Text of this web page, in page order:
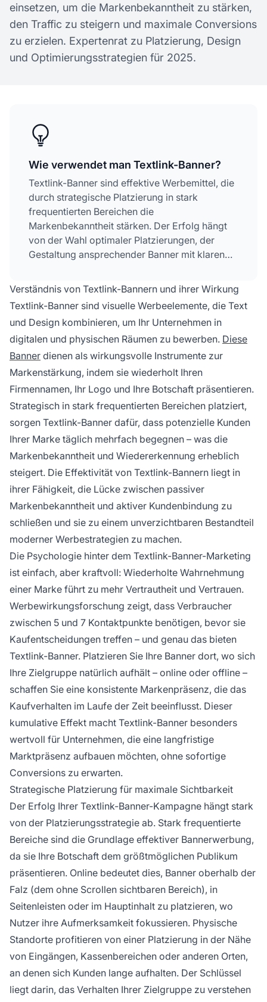
einsetzen, um die Markenbekanntheit zu stärken,
den Traffic zu steigern und maximale Conversions
zu erzielen. Expertenrat zu Platzierung, Design
und Optimierungsstrategien für 2025.
Wie verwendet man Textlink-Banner?
Textlink-Banner sind effektive Werbemittel, die
durch strategische Platzierung in stark
frequentierten Bereichen die
Markenbekanntheit stärken. Der Erfolg hängt
von der Wahl optimaler Platzierungen, der
Gestaltung ansprechender Banner mit klaren
und der kontinuierlichen Überwachung von
Leistungskennzahlen ab, um Conversions und
ROI zu maximieren.
Verständnis von Textlink-Bannern und ihrer Wirkung
Textlink-Banner sind visuelle Werbeelemente, die Text
und Design kombinieren, um Ihr Unternehmen in
digitalen und physischen Räumen zu bewerben. Diese
Banner dienen als wirkungsvolle Instrumente zur
Markenstärkung, indem sie wiederholt Ihren
Firmennamen, Ihr Logo und Ihre Botschaft präsentieren.
Strategisch in stark frequentierten Bereichen platziert,
sorgen Textlink-Banner dafür, dass potenzielle Kunden
Ihrer Marke täglich mehrfach begegnen – was die
Markenbekanntheit und Wiedererkennung erheblich
steigert. Die Effektivität von Textlink-Bannern liegt in
ihrer Fähigkeit, die Lücke zwischen passiver
Markenbekanntheit und aktiver Kundenbindung zu
schließen und sie zu einem unverzichtbaren Bestandteil
moderner Werbestrategien zu machen.
Die Psychologie hinter dem Textlink-Banner-Marketing
ist einfach, aber kraftvoll: Wiederholte Wahrnehmung
einer Marke führt zu mehr Vertrautheit und Vertrauen.
Werbewirkungsforschung zeigt, dass Verbraucher
zwischen 5 und 7 Kontaktpunkte benötigen, bevor sie
Kaufentscheidungen treffen – und genau das bieten
Textlink-Banner. Platzieren Sie Ihre Banner dort, wo sich
Ihre Zielgruppe natürlich aufhält – online oder offline –
schaffen Sie eine konsistente Markenpräsenz, die das
Kaufverhalten im Laufe der Zeit beeinflusst. Dieser
kumulative Effekt macht Textlink-Banner besonders
wertvoll für Unternehmen, die eine langfristige
Marktpräsenz aufbauen möchten, ohne sofortige
Conversions zu erwarten.
Strategische Platzierung für maximale Sichtbarkeit
Der Erfolg Ihrer Textlink-Banner-Kampagne hängt stark
von der Platzierungsstrategie ab. Stark frequentierte
Bereiche sind die Grundlage effektiver Bannerwerbung,
da sie Ihre Botschaft dem größtmöglichen Publikum
präsentieren. Online bedeutet dies, Banner oberhalb der
Falz (dem ohne Scrollen sichtbaren Bereich), in
Seitenleisten oder im Hauptinhalt zu platzieren, wo
Nutzer ihre Aufmerksamkeit fokussieren. Physische
Standorte profitieren von einer Platzierung in der Nähe
von Eingängen, Kassenbereichen oder anderen Orten,
an denen sich Kunden lange aufhalten. Der Schlüssel
liegt darin, das Verhalten Ihrer Zielgruppe zu verstehen